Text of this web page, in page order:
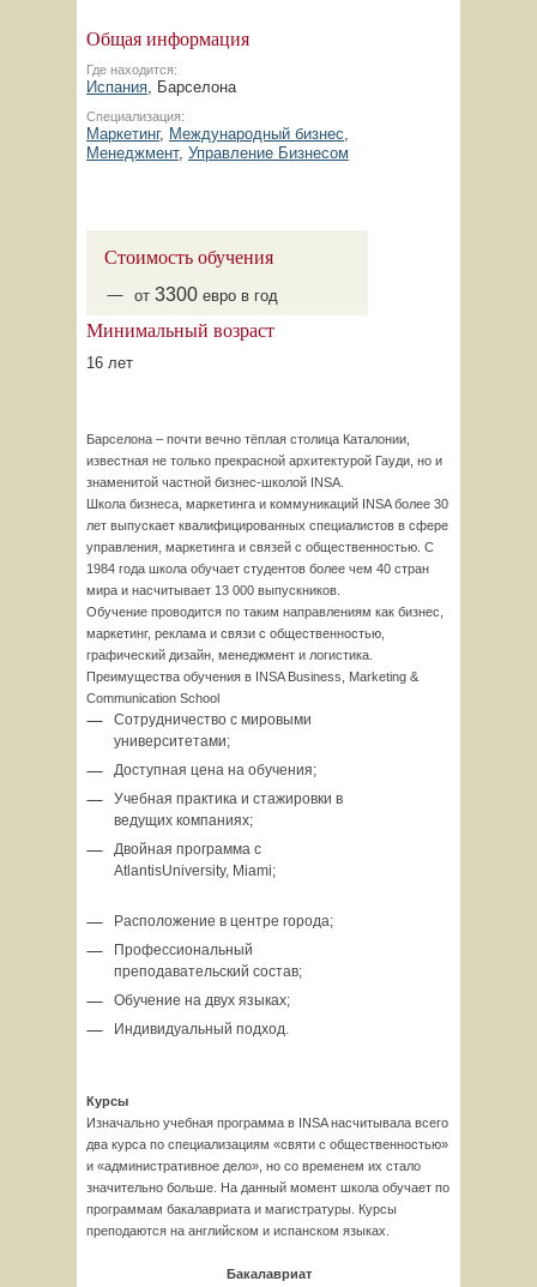
Общая информация
Где находится:
Испания, Барселона
Специализация:
Маркетинг, Международный бизнес,
Менеджмент, Управление Бизнесом
Стоимость обучения
от 3300 евро в год
Минимальный возраст
16 лет
Барселона – почти вечно тёплая столица Каталонии,
известная не только прекрасной архитектурой Гауди, но и
знаменитой частной бизнес-школой INSA.
Школа бизнеса, маркетинга и коммуникаций INSA более 30
лет выпускает квалифицированных специалистов в сфере
управления, маркетинга и связей с общественностью. С
1984 года школа обучает студентов более чем 40 стран
мира и насчитывает 13 000 выпускников.
Обучение проводится по таким направлениям как бизнес,
маркетинг, реклама и связи с общественностью,
графический дизайн, менеджмент и логистика.
Преимущества обучения в INSA Business, Marketing &
Communication School
Сотрудничество с мировыми
университетами;
Доступная цена на обучения;
Учебная практика и стажировки в
ведущих компаниях;
Двойная программа с
AtlantisUniversity, Miami;
Расположение в центре города;
Профессиональный
преподавательский состав;
Обучение на двух языках;
Индивидуальный подход.
Курсы
Изначально учебная программа в INSA насчитывала всего
два курса по специализациям «святи с общественностью»
и «административное дело», но со временем их стало
значительно больше. На данный момент школа обучает по
программам бакалавриата и магистратуры. Курсы
преподаются на английском и испанском языках.
Бакалавриат